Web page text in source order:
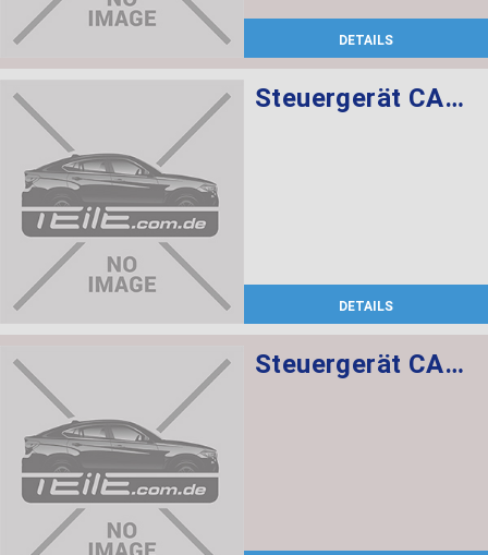
DETAILS
Steuergerät CAS CAS3
DETAILS
Steuergerät CAS CAS3